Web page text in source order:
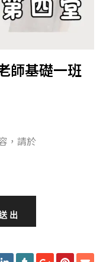
師基礎一班
，請於